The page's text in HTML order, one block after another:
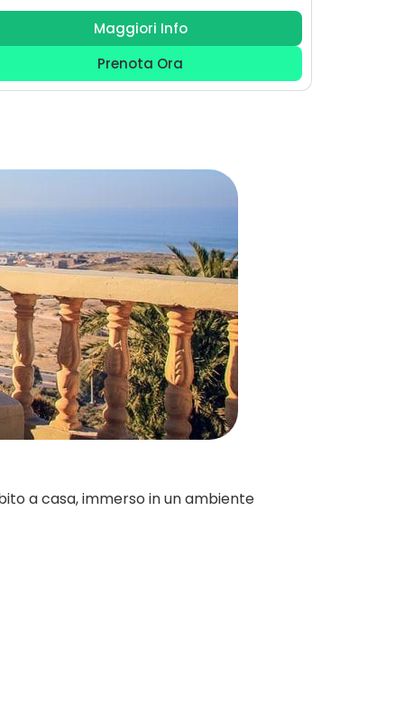
Maggiori Info
Prenota Ora
a casa, immerso in un ambiente